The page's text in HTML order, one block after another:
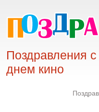
Поздравления
днем кино